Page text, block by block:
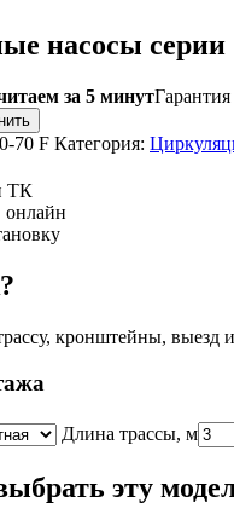
насосы
за 5 минут
70 F Категория:
ТК
онлайн
кронштейны, выезд
Длина трассы, м
эту